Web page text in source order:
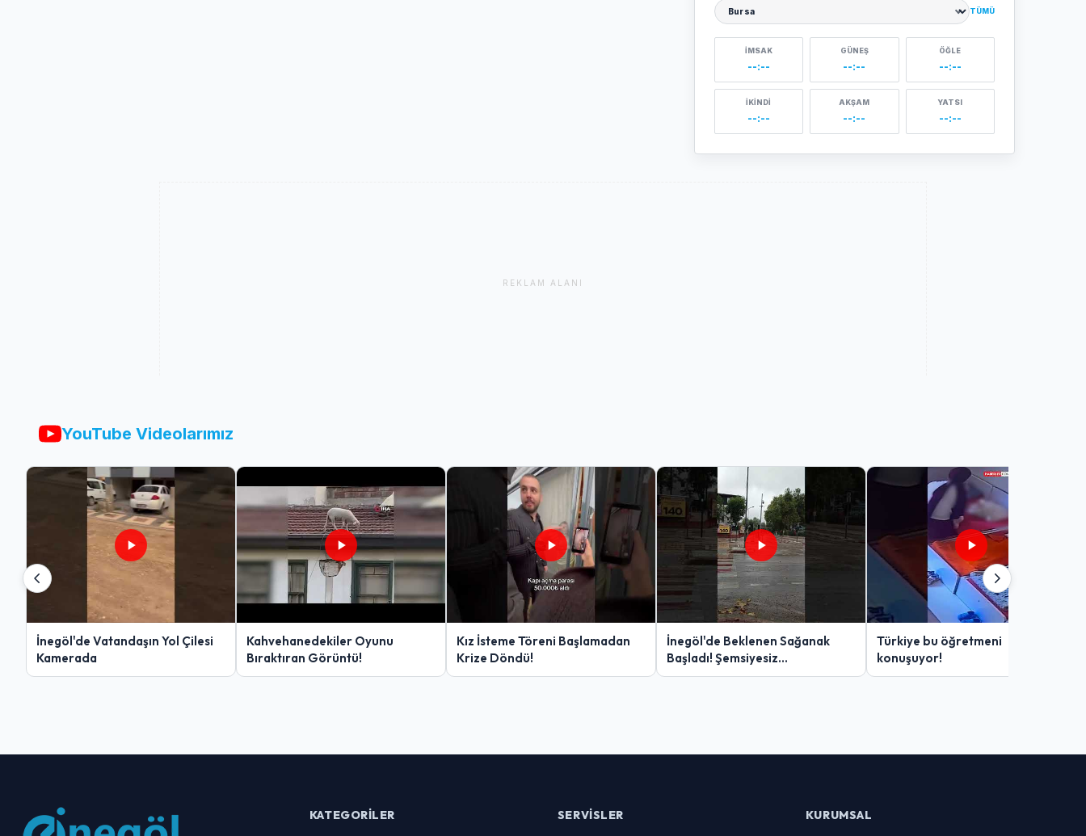
Şehir seçin
TÜMÜ
İMSAK
--:--
GÜNEŞ
--:--
ÖĞLE
--:--
İKINDI
--:--
AKŞAM
--:--
YATSI
--:--
REKLAM ALANI
YouTube Videolarımız
İnegöl'de Vatandaşın Yol Çilesi
Kamerada
Kahvehanedekiler Oyunu
Bıraktıran Görüntü!
Kız İsteme Töreni Başlamadan
Krize Döndü!
İnegöl'de Beklenen Sağanak
Başladı! Şemsiyesiz
Yakalananlar Zor Anlar Yaşadı
Türkiye bu öğretmeni
konuşuyor!
KATEGORILER SERVISLER KURUMSAL